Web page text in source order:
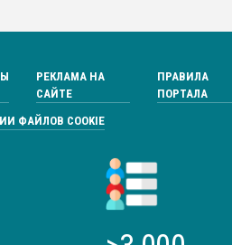
РЕКЛАМА НА
САЙТЕ
ПРАВИЛА
ПОРТАЛА
ФАЙЛОВ COOKIE